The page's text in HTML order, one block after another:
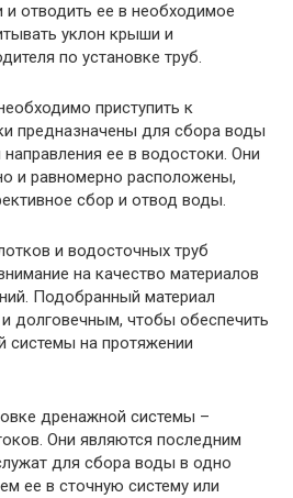
отводить ее в необходимое
уклон крыши и
по установке труб.
приступить к
предназначены для сбора воды
ее в водостоки. Они
и равномерно расположены,
сбор и отвод воды.
и водосточных труб
на качество материалов
Подобранный материал
долговечным, чтобы обеспечить
системы на протяжении
дренажной системы –
Они являются последним
для сбора воды в одно
ее в сточную систему или